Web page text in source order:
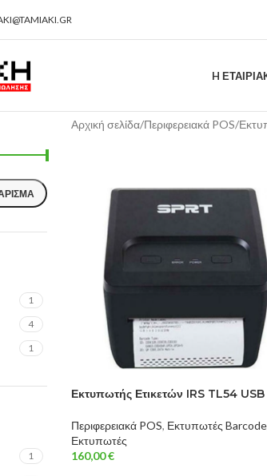
H ΕΤΑΙΡΊΑ
1
4
1
1
Αρχική σελίδα Περιφερειακά POS
Εκτυπωτής Ετικετών IRS TL54 USB
Περιφερειακά POS, Εκτυπωτές Barcode
Εκτυπωτές
160,00€